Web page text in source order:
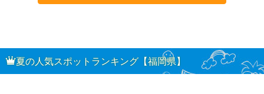
夏の人気スポットランキング【福岡県】